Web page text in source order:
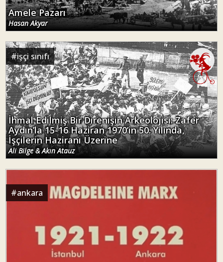
Amele Pazarı
Hasan Akyar
#işçi sınıfı
İhmal Edilmiş Bir Direnişin Arkeolojisi: Zafer
Aydın’la 15-16 Haziran 1970’in 50. Yılında,
İşçilerin Haziranı Üzerine
Ali Bilge & Akın Atauz
#ankara